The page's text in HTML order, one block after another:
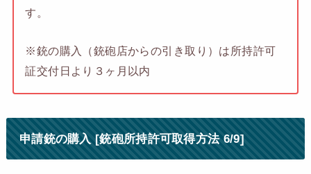
す。
※銃の購入（銃砲店からの引き取り）は所持許可
証交付日より３ヶ月以内
申請銃の購入 [銃砲所持許可取得方法 6/9]